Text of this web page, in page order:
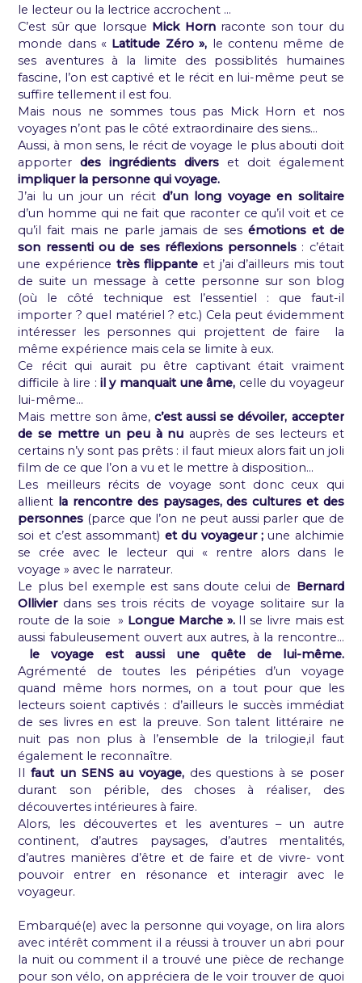
le lecteur ou la lectrice accrochent …
C’est sûr que lorsque Mick Hornraconte son tour du
monde dans « Latitude Zéro », le contenu même de
ses aventures à la limite des possiblités humaines
fascine, l’on est captivé et le récit en lui-même peut se
suffire tellement il est fou.
Mais nous ne sommes tous pas Mick Horn et nos
voyages n’ont pas le côté extraordinaire des siens…
Aussi, à mon sens, le récit de voyage le plus abouti doit
apporterdes ingrédients divers et doit également
impliquer la personne qui voyage.
J’ai lu un jour un récit d’un long voyage en solitaire
d’un homme qui ne fait que raconter ce qu’il voit et ce
qu’il fait mais ne parle jamais de ses émotions et de
son ressenti ou de ses réflexions personnels : c’était
une expérience très flippante et j’ai d’ailleurs mis tout
de suite un message à cette personne sur son blog
(où le côté technique est l’essentiel : que faut-il
importer ? quel matériel ? etc.) Cela peut évidemment
intéresser les personnes qui projettent de faire la
même expérience mais cela se limite à eux.
Ce récit qui aurait pu être captivant était vraiment
difficile à lire : il y manquait une âme, celle du voyageur
lui-même…
Mais mettre son âme,c’est aussi se dévoiler, accepter
de se mettre un peu à nu auprès de ses lecteurs et
certains n’y sont pas prêts : il faut mieux alors fait un joli
film de ce que l’on a vu et le mettre à disposition…
Les meilleurs récits de voyage sont donc ceux qui
allient la rencontre des paysages, des cultures et des
personnes (parce que l’on ne peut aussi parler que de
soi et c’est assommant) et du voyageur ;une alchimie
se crée avec le lecteur qui « rentre alors dans le
voyage » avec le narrateur.
Le plus bel exemple est sans doute celui de Bernard
Ollivierdans ses trois récits de voyage solitaire sur la
route de la soie » Longue Marche ».Il se livre mais est
aussi fabuleusement ouvert aux autres, à la rencontre…
le voyage est aussi une quête de lui-même.
Agrémenté de toutes les péripéties d’un voyage
quand même hors normes, on a tout pour que les
lecteurs soient captivés : d’ailleurs le succès immédiat
de ses livres en est la preuve. Son talent littéraire ne
nuit pas non plus à l’ensemble de la trilogie,il faut
également le reconnaître.
Il faut un SENS au voyage, des questions à se poser
durant son périble, des choses à réaliser, des
découvertes intérieures à faire.
Alors, les découvertes et les aventures – un autre
continent, d’autres paysages, d’autres mentalités,
d’autres manières d’être et de faire et de vivre- vont
pouvoir entrer en résonance et interagir avec le
voyageur.
Embarqué(e) avec la personne qui voyage, on lira alors
avec intérêt comment il a réussi à trouver un abri pour
la nuit ou comment il a trouvé une pièce de rechange
pour son vélo, on appréciera de le voir trouver de quoi